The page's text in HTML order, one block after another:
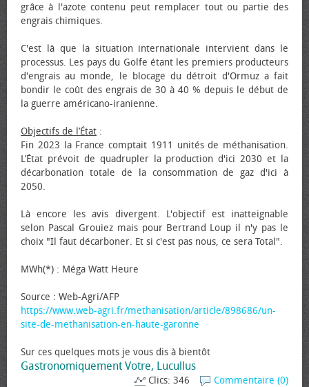
grâce à l'azote contenu peut remplacer tout ou partie des
engrais chimiques.
C'est là que la situation internationale intervient dans le
processus. Les pays du Golfe étant les premiers producteurs
d'engrais au monde, le blocage du détroit d'Ormuz a fait
bondir le coût des engrais de 30 à 40 % depuis le début de
la guerre américano-iranienne.
Objectifs de l’État :
Fin 2023 la France comptait 1911 unités de méthanisation.
L’État prévoit de quadrupler la production d'ici 2030 et la
décarbonation totale de la consommation de gaz d'ici à
2050.
Là encore les avis divergent. L'objectif est inatteignable
selon Pascal Grouiez mais pour Bertrand Loup il n'y pas le
choix "Il faut décarboner. Et si c'est pas nous, ce sera Total".
MWh(*) : Méga Watt Heure
Source : Web-Agri/AFP
https://www.web-agri.fr/methanisation/article/898686/un-
site-de-methanisation-en-haute-garonne
Sur ces quelques mots je vous dis à bientôt
Gastronomiquement Votre, Lucullus
Commentaire (0)
Clics: 346